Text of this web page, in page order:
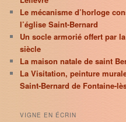
Le mécanisme d’horloge
l’église Saint-Bernard
Un socle armorié offert par
siècle
La maison natale de saint
La Visitation, peinture
Saint-Bernard de Fontaine-
VIGNE EN ÉCRIN